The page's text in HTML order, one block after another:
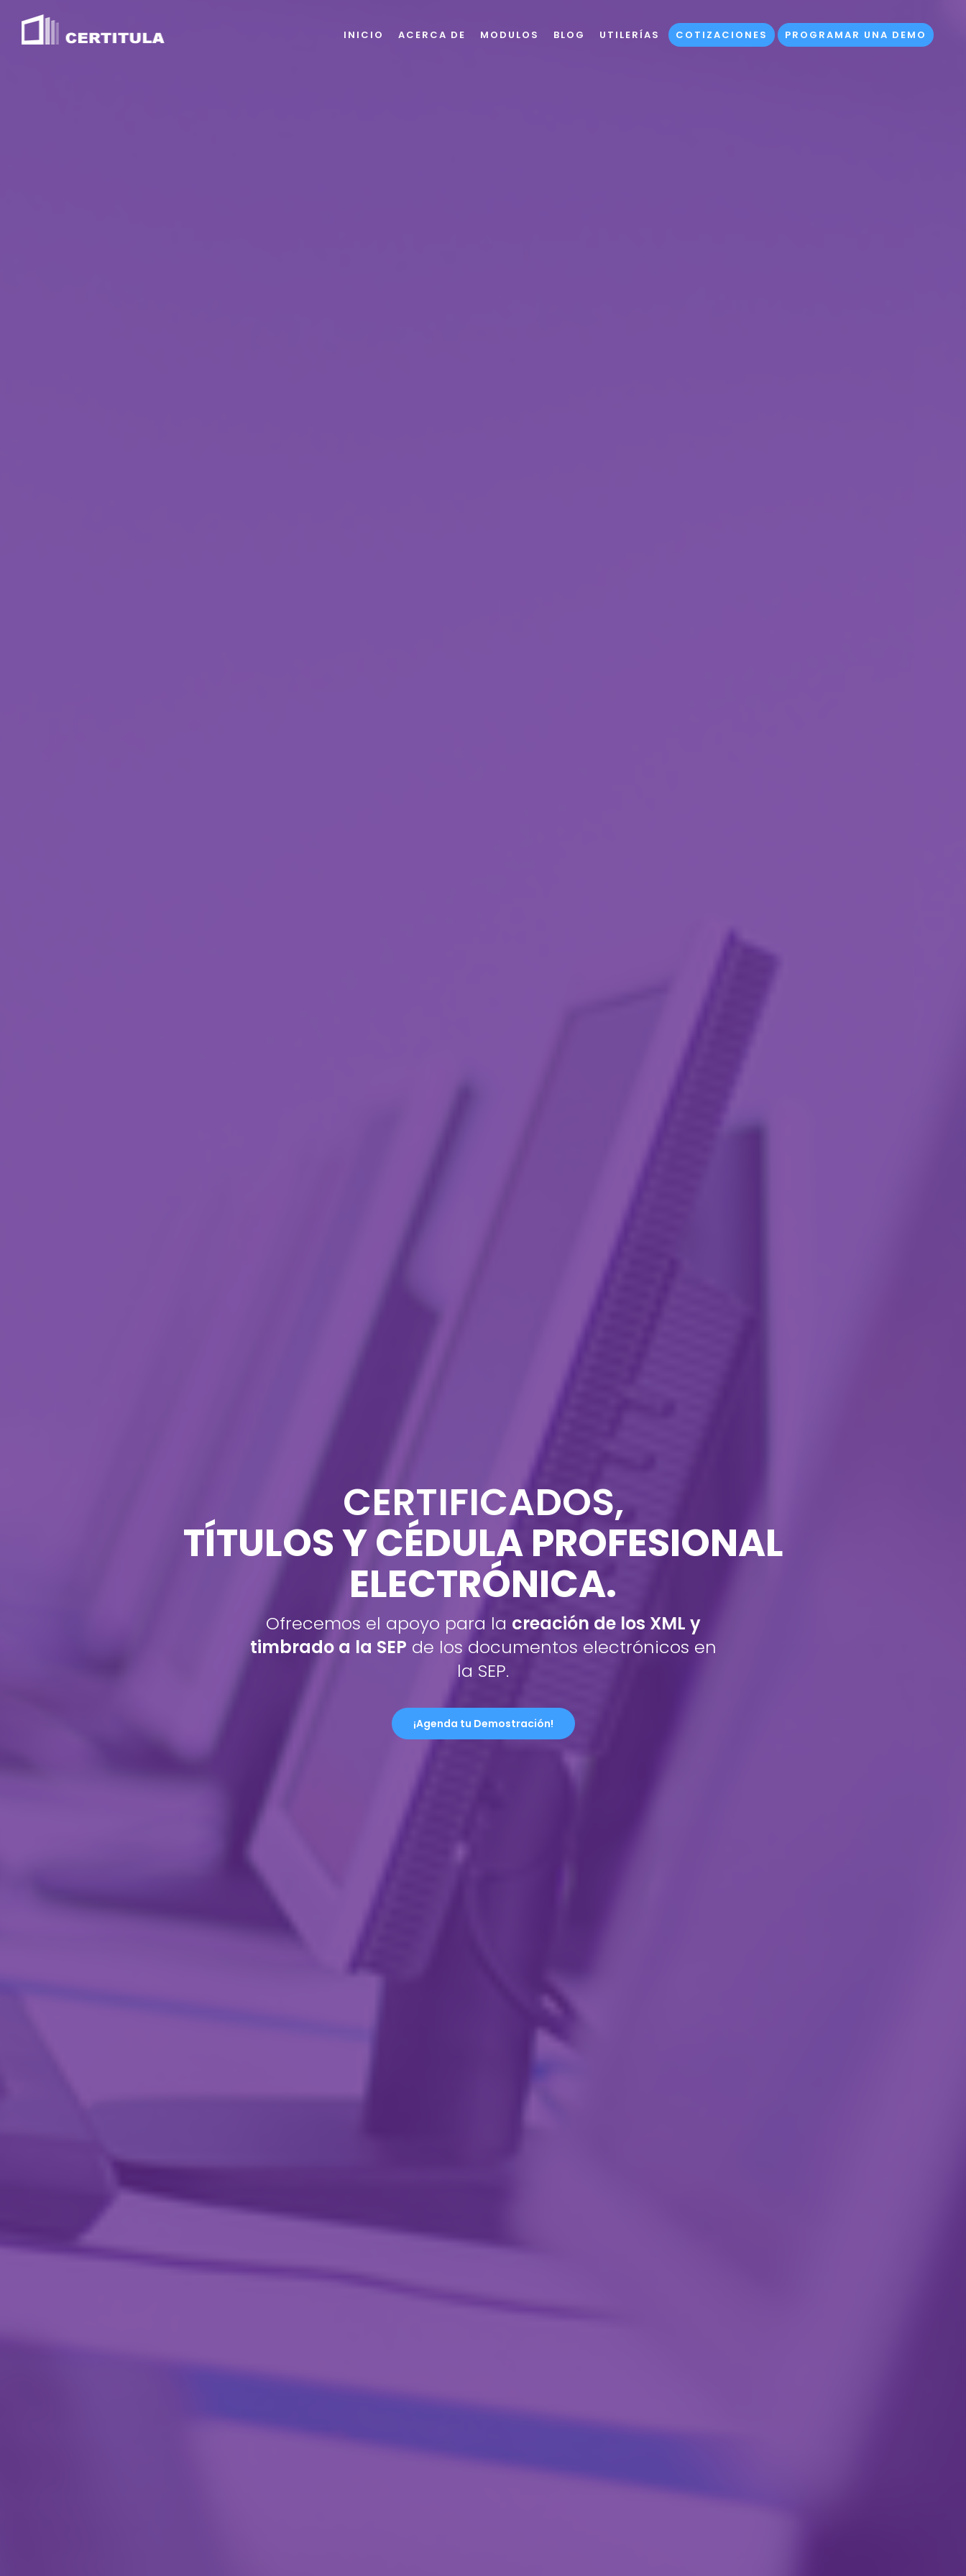
CERTIFICADOS,
TÍTULOS Y CÉDULA PROFESIONAL
ELECTRÓNICA.
Ofrecemos el apoyo para la creación de los XML y
timbrado a la SEP de los documentos electrónicos en
la SEP.
¡Agenda tu Demostración!
INICIO ACERCA DE MODULOS BLOG UTILERÍAS COTIZACIONES PROGRAMAR UNA DEMO